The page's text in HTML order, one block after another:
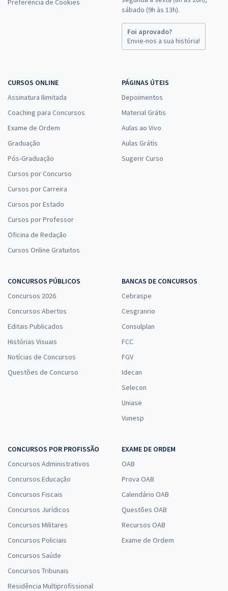
Preferência de Cookies
sábado (9h às 13h).
Foi aprovado?
Envie-nos a sua história!
CURSOS ONLINE
Assinatura Ilimitada
Coaching para Concursos
Exame de Ordem
Graduação
Pós-Graduação
Cursos por Concurso
Cursos por Carreira
Cursos por Estado
Cursos por Professor
Oficina de Redação
Cursos Online Gratuitos
PÁGINAS ÚTEIS
Depoimentos
Material Grátis
Aulas ao Vivo
Aulas Grátis
Sugerir Curso
CONCURSOS PÚBLICOS
Concursos 2026
Concursos Abertos
Editais Publicados
Histórias Visuais
Notícias de Concursos
Questões de Concurso
BANCAS DE CONCURSOS
Cebraspe
Cesgranrio
Consulplan
FCC
FGV
Idecan
Selecon
Uniase
Vunesp
CONCURSOS POR PROFISSÃO
Concursos Administrativos
Concursos Educação
Concursos Fiscais
Concursos Jurídicos
Concursos Militares
Concursos Policiais
Concursos Saúde
Concursos Tribunais
Residência Multiprofissional
EXAME DE ORDEM
OAB
Prova OAB
Calendário OAB
Questões OAB
Recursos OAB
Exame de Ordem